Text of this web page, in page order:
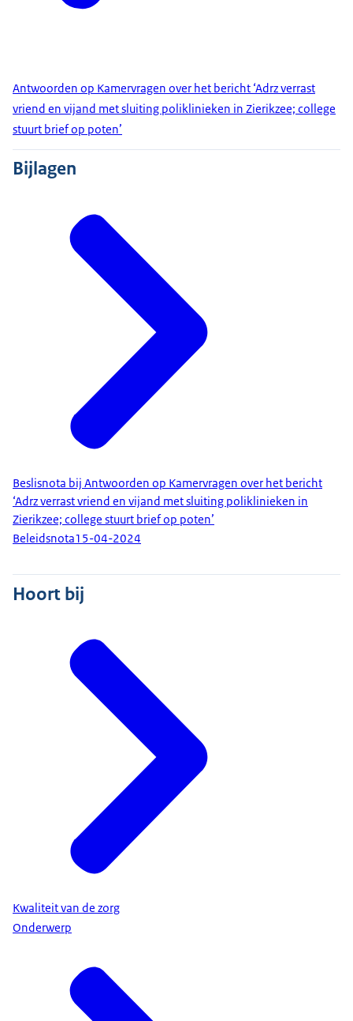
Antwoorden op Kamervragen over het bericht ‘Adrz verrast
vriend en vijand met sluiting poliklinieken in Zierikzee; college
stuurt brief op poten’
Bijlagen
Beslisnota bij Antwoorden op Kamervragen over het bericht
‘Adrz verrast vriend en vijand met sluiting poliklinieken in
Zierikzee; college stuurt brief op poten’
Beleidsnota15-04-2024
Hoort bij
Kwaliteit van de zorg
Onderwerp